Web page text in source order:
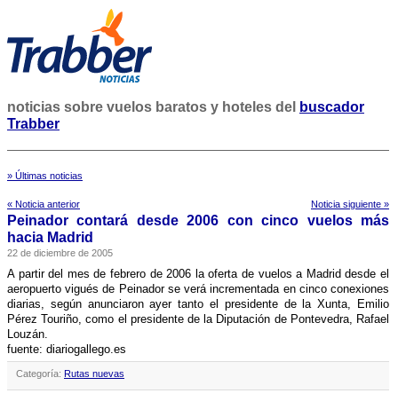
noticias sobre vuelos baratos y hoteles del
buscador
Trabber
» Últimas noticias
« Noticia anterior Noticia siguiente »
Peinador contará desde 2006 con cinco vuelos más
hacia Madrid
22 de diciembre de 2005
A partir del mes de febrero de 2006 la oferta de vuelos a Madrid desde el
aeropuerto vigués de Peinador se verá incrementada en cinco conexiones
diarias, según anunciaron ayer tanto el presidente de la Xunta, Emilio
Pérez Touriño, como el presidente de la Diputación de Pontevedra, Rafael
Louzán.
fuente: diariogallego.es
Categoría: Rutas nuevas